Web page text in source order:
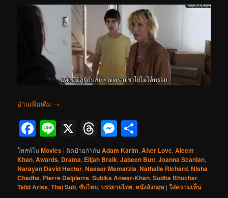
อ่านเพิ่มเติม →
Facebook
Line
X Threads
Messenger
โพสท์ในMovies | ติดป้ายกำกับ Adam Karim,After Love,Aleem
Khan,Awards, Drama, Elijah Braik,Jabeen Butt,Joanna Scanlan,
Narayan David Hecter,Nasser Memarzia,Nathalie Richard,Nisha
Chadha, Pierre Delpierre,Subika Anwar-Khan,Sudha Bhuchar,
Talid Ariss,Thai Sub,ซับไทย,บรรยายไทย,หนังอังกฤษ |ใส่ความเห็น